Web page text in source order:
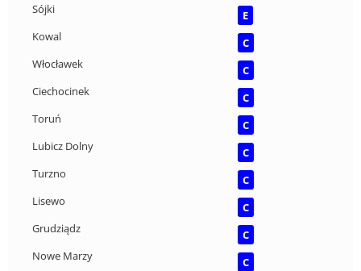
Sójki
E
Kowal
C
Włocławek
C
Ciechocinek
C
Toruń
C
Lubicz Dolny
C
Turzno
C
Lisewo
C
Grudziądz
C
Nowe Marzy
C